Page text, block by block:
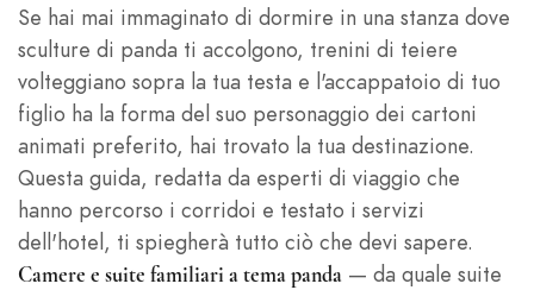
Se hai mai immaginato di dormire in una stanza dove
sculture di panda ti accolgono, trenini di teiere
volteggiano sopra la tua testa e l'accappatoio di tuo
figlio ha la forma del suo personaggio dei cartoni
animati preferito, hai trovato la tua destinazione.
Questa guida, redatta da esperti di viaggio che
hanno percorso i corridoi e testato i servizi
dell'hotel, ti spiegherà tutto ciò che devi sapere.
Camere e suite familiari a tema panda — da quale suite